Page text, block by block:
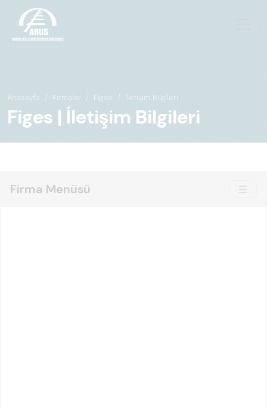
Anasayfa Firmalar Figes İletişim Bilgileri
Figes | İletişim Bilgileri
Firma Menüsü